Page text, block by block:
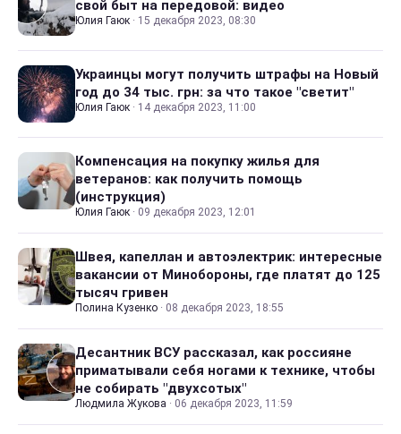
свой быт на передовой: видео
Юлия Гаюк · 15 декабря 2023, 08:30
Украинцы могут получить штрафы на Новый
год до 34 тыс. грн: за что такое "светит"
Юлия Гаюк · 14 декабря 2023, 11:00
Компенсация на покупку жилья для
ветеранов: как получить помощь
(инструкция)
Юлия Гаюк · 09 декабря 2023, 12:01
Швея, капеллан и автоэлектрик: интересные
вакансии от Минобороны, где платят до 125
тысяч гривен
Полина Кузенко · 08 декабря 2023, 18:55
Десантник ВСУ рассказал, как россияне
приматывали себя ногами к технике, чтобы
не собирать "двухсотых"
Людмила Жукова · 06 декабря 2023, 11:59